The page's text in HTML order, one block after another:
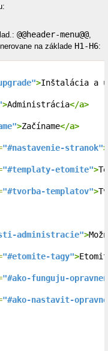
@@header-menu@@,
na základe H1-H6:
>Inštalácia a
>Administrácia</a>
>Začíname</a>
"#nastavenie-stranok">
"#templaty-etomite">
"#tvorba-templatov">
administracie">
"#etomite-tagy">
"#ako-funguju-
"#ako-nastavit-